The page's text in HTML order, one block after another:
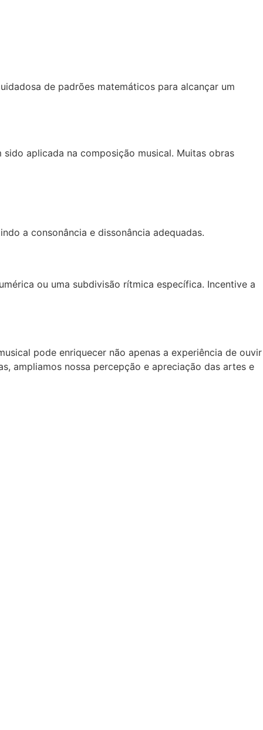
de padrões matemáticos para alcançar um
aplicada na composição musical. Muitas obras
a consonância e dissonância adequadas.
ou uma subdivisão rítmica específica. Incentive a
pode enriquecer não apenas a experiência de ouvir
ampliamos nossa percepção e apreciação das artes e